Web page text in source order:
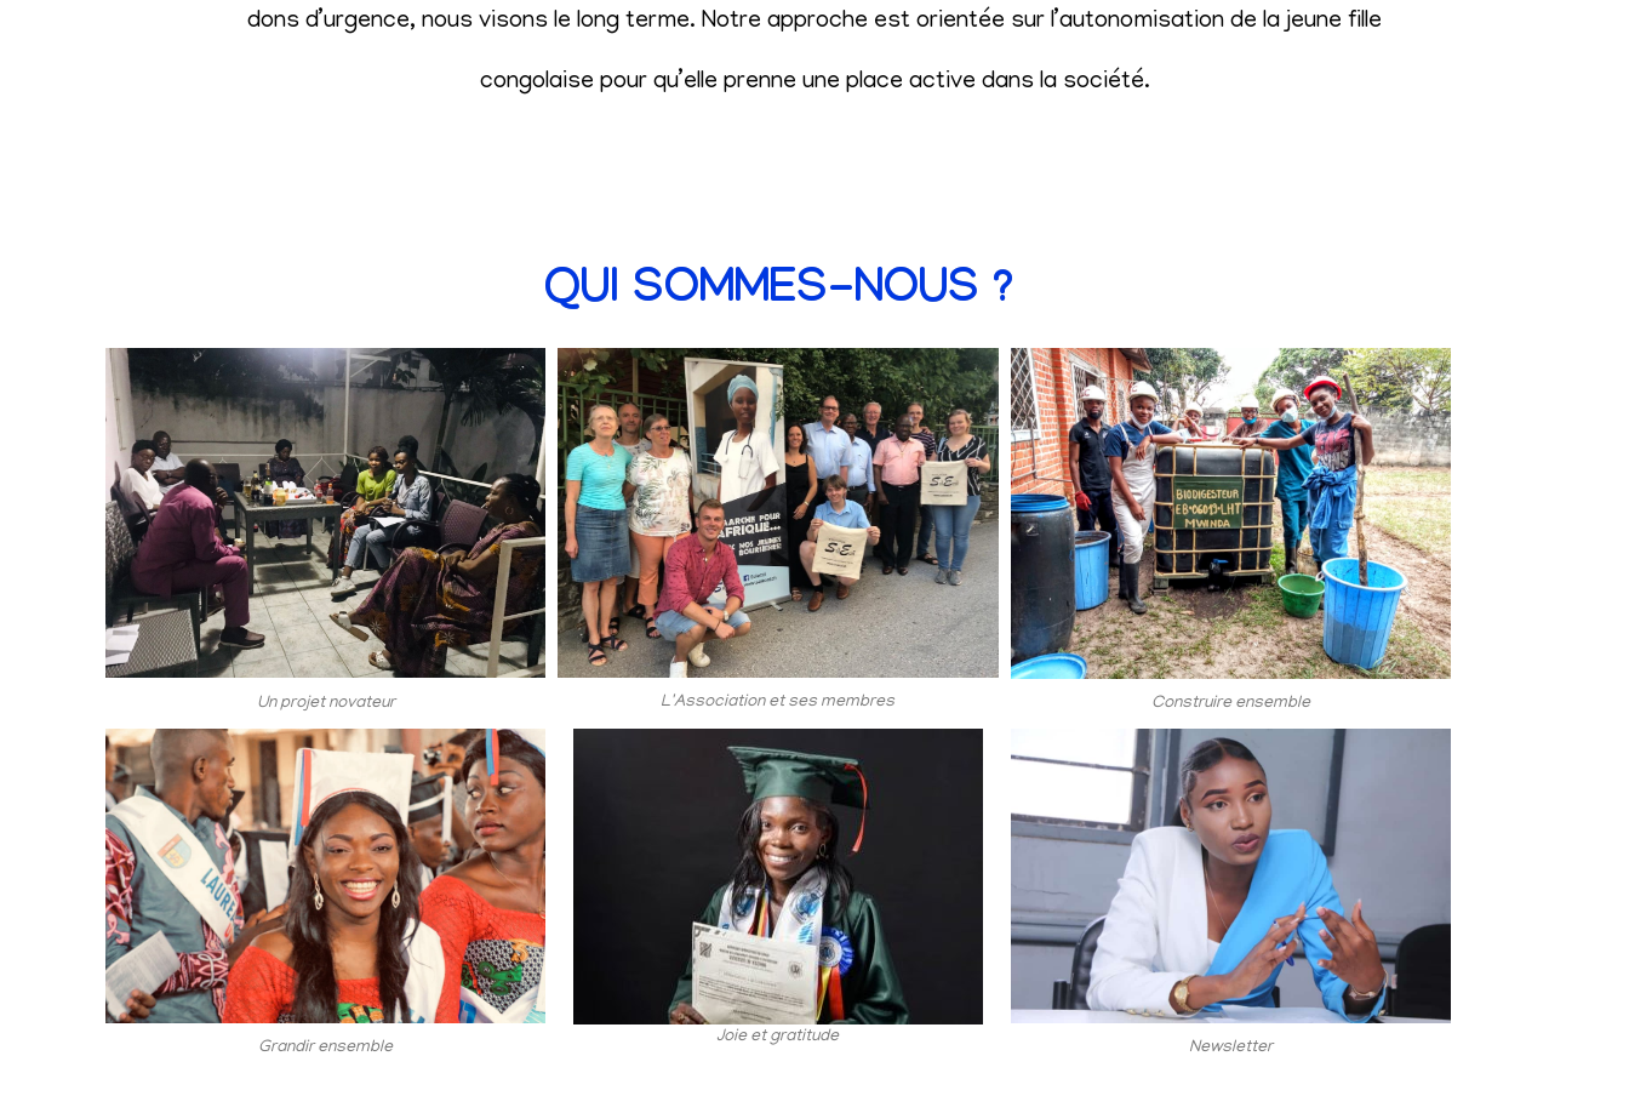
dons d’urgence, nous visons le long terme. Notre approche est orientée sur l’autonomisation de la jeune fille
congolaise pour qu’elle prenne une place active dans la société.
QUI SOMMES-NOUS ?
Un projet novateur L'Association et ses membres Construire ensemble
Grandir ensemble
Joie et gratitude
Newsletter